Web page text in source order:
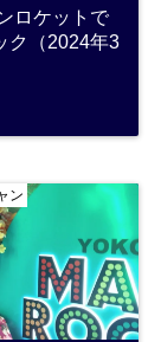
ロケットで
ク（2024年3
ン